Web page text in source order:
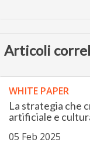
Articoli
WHITE PAPER
La strategia che
artificiale e
05 Feb 2025